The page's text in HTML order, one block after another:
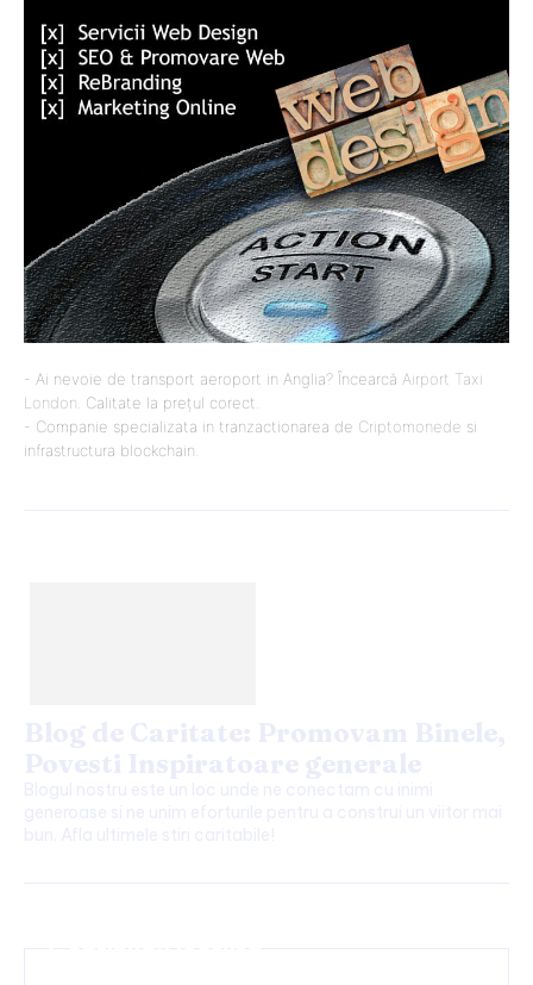
- Ai nevoie de transport aeroport in Anglia? Încearcă Airport Taxi
London . Calitate la prețul corect.
- Companie specializata in tranzactionarea de Criptomonede si
infrastructura blockchain.